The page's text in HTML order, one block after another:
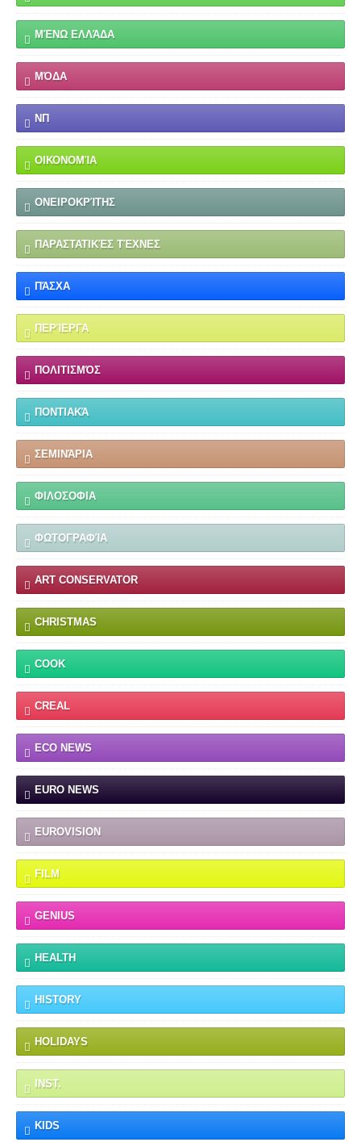
ΜΈΝΩ ΕΛΛΆΔΑ
ΜΌΔΑ
ΝΠ
ΟΙΚΟΝΟΜΊΑ
ΟΝΕΙΡΟΚΡΊΤΗΣ
ΠΑΡΑΣΤΑΤΙΚΈΣ ΤΈΧΝΕΣ
ΠΆΣΧΑ
ΠΕΡΊΕΡΓΑ
ΠΟΛΙΤΙΣΜΌΣ
ΠΟΝΤΙΑΚΆ
ΣΕΜΙΝΆΡΙΑ
ΦΙΛΟΣΟΦΙΑ
ΦΩΤΟΓΡΑΦΊΑ
ART CONSERVATOR
CHRISTMAS
COOK
CREAL
ECO NEWS
EURO NEWS
EUROVISION
FILM
GENIUS
HEALTH
HISTORY
HOLIDAYS
INST.
KIDS